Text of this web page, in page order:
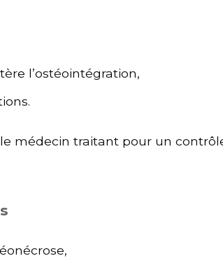
l’ostéointégration,
médecin traitant pour un